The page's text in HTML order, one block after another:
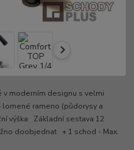
moderním designu s velmi
rameno (půdorysy a
výška Základní sestava 12
doobjednat + 1 schod - Max.